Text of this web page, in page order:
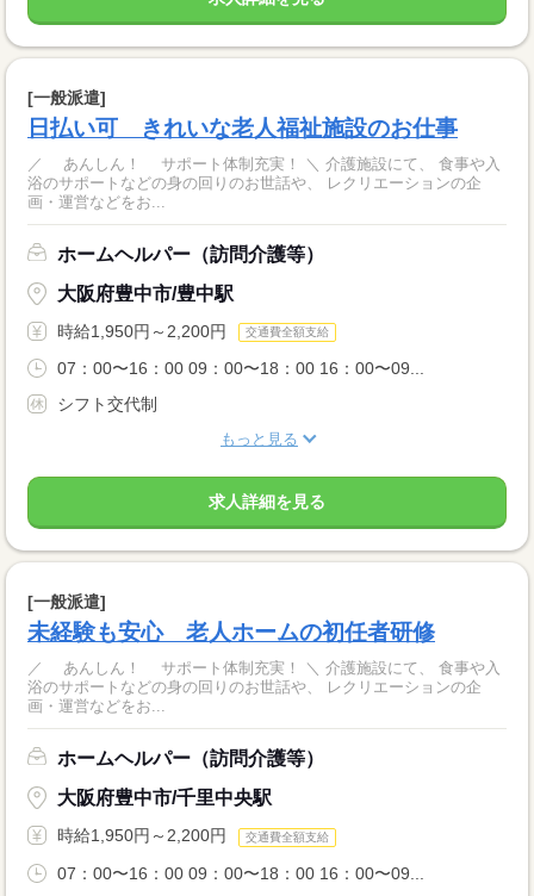
[一般派遣]
日払い可 きれいな老人福祉施設のお仕事
／ あんしん！ サポート体制充実！ ＼ 介護施設にて、 食事や入
浴のサポートなどの身の回りのお世話や、 レクリエーションの企
画・運営などをお...
ホームヘルパー（訪問介護等）
大阪府豊中市/豊中駅
時給1,950円～2,200円 交通費全額支給
07：00〜16：00 09：00〜18：00 16：00〜09...
シフト交代制
もっと見る
求人詳細を見る
[一般派遣]
未経験も安心 老人ホームの初任者研修
／ あんしん！ サポート体制充実！ ＼ 介護施設にて、 食事や入
浴のサポートなどの身の回りのお世話や、 レクリエーションの企
画・運営などをお...
ホームヘルパー（訪問介護等）
大阪府豊中市/千里中央駅
時給1,950円～2,200円 交通費全額支給
07：00〜16：00 09：00〜18：00 16：00〜09...